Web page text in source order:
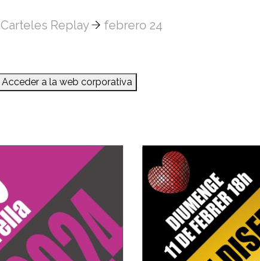
Carteles Replay febrero 24
Acceder a la web corporativa